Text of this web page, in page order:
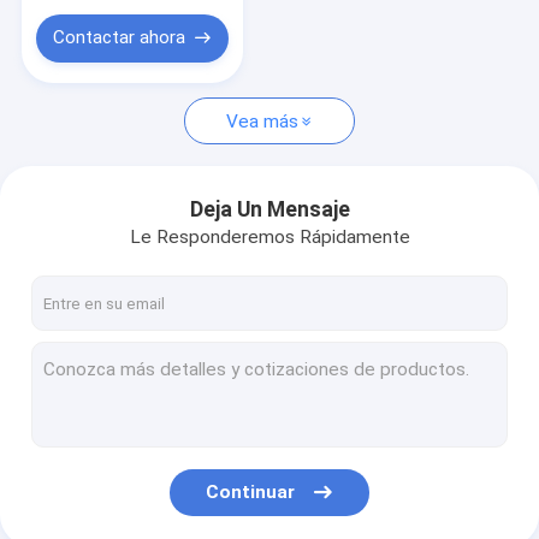
Perfiles de la ventana de UPVC
Contactar ahora
Vea más
Deja Un Mensaje
Le Responderemos Rápidamente
Continuar